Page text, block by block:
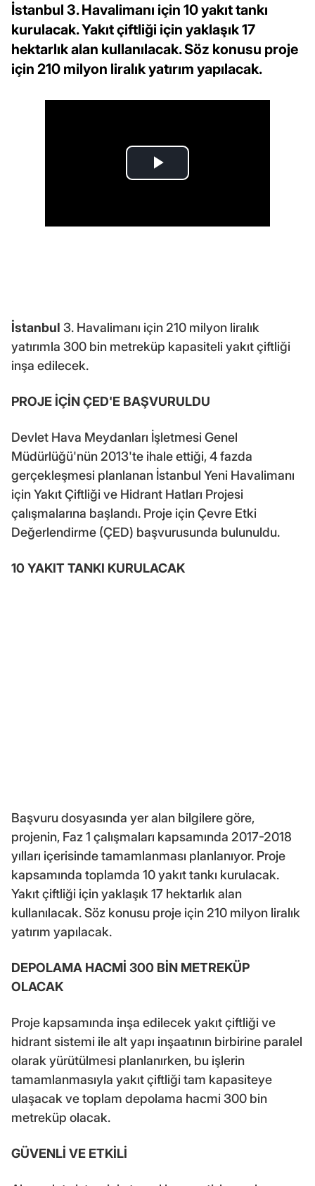
İstanbul 3. Havalimanı için 10 yakıt tankı
kurulacak. Yakıt çiftliği için yaklaşık 17
hektarlık alan kullanılacak. Söz konusu proje
için 210 milyon liralık yatırım yapılacak.
İstanbul 3. Havalimanı için 210 milyon liralık
yatırımla 300 bin metreküp kapasiteli yakıt çiftliği
inşa edilecek.
PROJE İÇİN ÇED'E BAŞVURULDU
Devlet Hava Meydanları İşletmesi Genel
Müdürlüğü'nün 2013'te ihale ettiği, 4 fazda
gerçekleşmesi planlanan İstanbul Yeni Havalimanı
için Yakıt Çiftliği ve Hidrant Hatları Projesi
çalışmalarına başlandı. Proje için Çevre Etki
Değerlendirme (ÇED) başvurusunda bulunuldu.
10 YAKIT TANKI KURULACAK
Başvuru dosyasında yer alan bilgilere göre,
projenin, Faz 1 çalışmaları kapsamında 2017-2018
yılları içerisinde tamamlanması planlanıyor. Proje
kapsamında toplamda 10 yakıt tankı kurulacak.
Yakıt çiftliği için yaklaşık 17 hektarlık alan
kullanılacak. Söz konusu proje için 210 milyon liralık
yatırım yapılacak.
DEPOLAMA HACMİ 300 BİN METREKÜP
OLACAK
Proje kapsamında inşa edilecek yakıt çiftliği ve
hidrant sistemi ile alt yapı inşaatının birbirine paralel
olarak yürütülmesi planlanırken, bu işlerin
tamamlanmasıyla yakıt çiftliği tam kapasiteye
ulaşacak ve toplam depolama hacmi 300 bin
metreküp olacak.
GÜVENLİ VE ETKİLİ